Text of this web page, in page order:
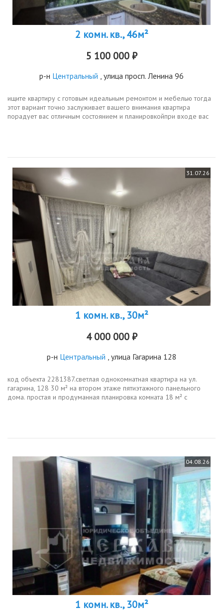
2 комн. кв., 46м²
5 100 000 ₽
р-н Центральный , улица просп. Ленина 96
ищите квартиру с готовым идеальным ремонтом и мебелью тогда
этот вариант точно заслуживает вашего внимания квартира
порадует вас отличным состоянием и планировкойпри входе вас
31.07.26
1 комн. кв., 30м²
4 000 000 ₽
р-н Центральный , улица Гагарина 128
код объекта 2281387.светлая однокомнатная квартира на ул.
гагарина, 128 30 м² на втором этаже пятиэтажного панельного
дома. простая и продуманная планировка комната 18 м² с
04.08.26
1 комн. кв., 30м²